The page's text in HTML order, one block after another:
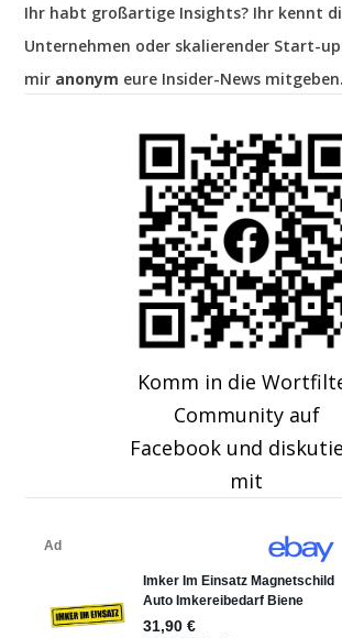
Ihr habt großartige Insights? Ihr kennt
Unternehmen oder skalierender Start-
mir anonym eure Insider-News mitgeben.
Komm in die
Community auf
Facebook und
mit